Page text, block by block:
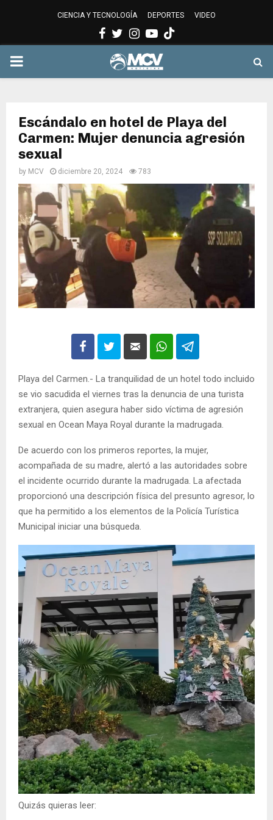
CIENCIA Y TECNOLOGÍA DEPORTES VIDEO
Facebook
Twitter
Instagram
Youtube
PRIMARY
Escándalo en hotel de Playa del
Carmen: Mujer denuncia agresión
sexual
by MCV diciembre 20, 2024 783
Playa del Carmen.- La tranquilidad de un hotel todo incluido
se vio sacudida el viernes tras la denuncia de una turista
extranjera, quien asegura haber sido víctima de agresión
sexual en Ocean Maya Royal durante la madrugada.
De acuerdo con los primeros reportes, la mujer,
acompañada de su madre, alertó a las autoridades sobre
el incidente ocurrido durante la madrugada. La afectada
proporcionó una descripción física del presunto agresor, lo
que ha permitido a los elementos de la Policía Turística
Municipal iniciar una búsqueda.
Quizás quieras leer: